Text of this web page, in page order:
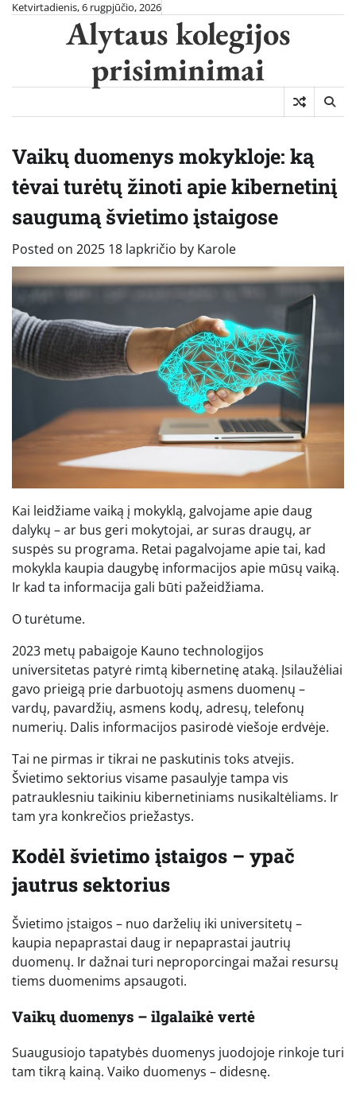
SkipKetvirtadienis, 6 rugpjūčio, 2026
Alytaus kolegijos
prisiminimai
Vaikų duomenys mokykloje: ką
tėvai turėtų žinoti apie kibernetinį
saugumą švietimo įstaigose
Posted on 2025 18 lapkričio by Karole
Kai leidžiame vaiką į mokyklą, galvojame apie daug
dalykų – ar bus geri mokytojai, ar suras draugų, ar
suspės su programa. Retai pagalvojame apie tai, kad
mokykla kaupia daugybę informacijos apie mūsų vaiką.
Ir kad ta informacija gali būti pažeidžiama.
O turėtume.
2023 metų pabaigoje Kauno technologijos
universitetas patyrė rimtą kibernetinę ataką. Įsilaužėliai
gavo prieigą prie darbuotojų asmens duomenų –
vardų, pavardžių, asmens kodų, adresų, telefonų
numerių. Dalis informacijos pasirodė viešoje erdvėje.
Tai ne pirmas ir tikrai ne paskutinis toks atvejis.
Švietimo sektorius visame pasaulyje tampa vis
patrauklesniu taikiniu kibernetiniams nusikaltėliams. Ir
tam yra konkrečios priežastys.
Kodėl švietimo įstaigos – ypač
jautrus sektorius
Švietimo įstaigos – nuo darželių iki universitetų –
kaupia nepaprastai daug ir nepaprastai jautrių
duomenų. Ir dažnai turi neproporcingai mažai resursų
tiems duomenims apsaugoti.
Vaikų duomenys – ilgalaikė vertė
Suaugusiojo tapatybės duomenys juodojoje rinkoje turi
tam tikrą kainą. Vaiko duomenys – didesnę.